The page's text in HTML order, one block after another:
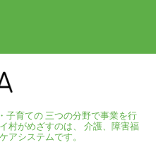
子育ての 三つの分野で事業を行
村がめざすのは、 介護、障害福
アシステムです。